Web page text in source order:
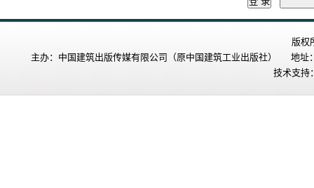
版权
主办：中国建筑出版传媒有限公司（原中国建筑工业出版社） 地
技术支持